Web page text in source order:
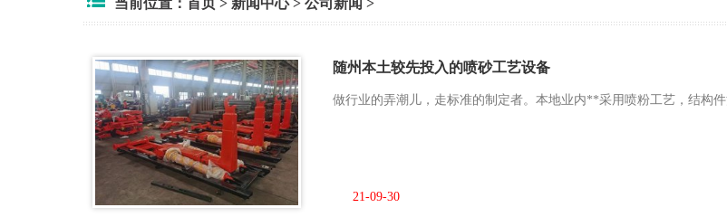
随州本土较先投入的喷砂工艺设备
做行业的弄潮儿，走标准的制定者。本地业内**采用喷粉工艺，结构
21-09-30